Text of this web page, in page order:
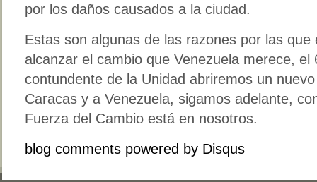
por los daños causados a la ciudad.
Estas son algunas de las razones por las
alcanzar el cambio que Venezuela merece, el
contundente de la Unidad abriremos un
Caracas y a Venezuela, sigamos adelante,
Fuerza del Cambio está en nosotros.
blog comments powered by Disqus